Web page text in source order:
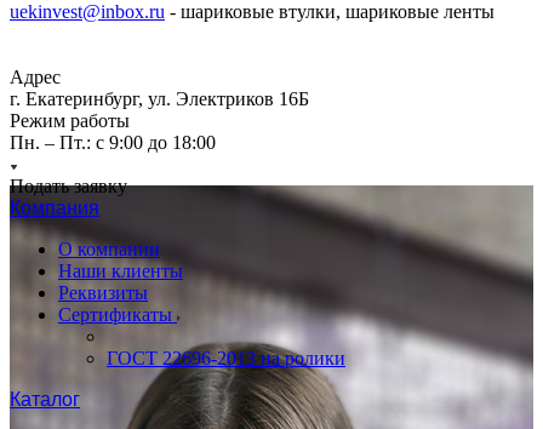
uekinvest@inbox.ru - шариковые втулки, шариковые ленты
Адрес
г. Екатеринбург, ул. Электриков 16Б
Режим работы
Пн. – Пт.: с 9:00 до 18:00
Подать заявку
Компания
О компании
Наши клиенты
Реквизиты
Сертификаты
ГОСТ 22696-2013 на ролики
Каталог